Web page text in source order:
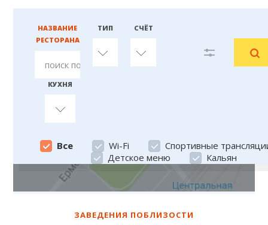
НАЗВАНИЕ
РЕСТОРАНА
ТИП
любой
СЧЁТ
любой
КУХНЯ
Все
Все Wi-Fi
Спортивные
Детское меню
Кальян
ЗАВЕДЕНИЯ ПОБЛИЗОСТИ